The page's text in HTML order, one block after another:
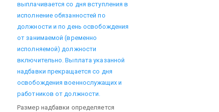
выплачивается со дня вступления в
исполнение обязанностей по
должности и по день освобождения
от занимаемой (временно
исполняемой) должности
включительно. Выплата указанной
надбавки прекращается со дня
освобождения военнослужащих и
работников от должности.
Размер надбавки определяется